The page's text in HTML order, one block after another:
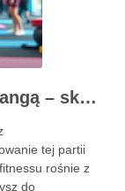
Ćwiczenia na pośladki ze sztangą – skuteczne metody i techniki treningowe
tej partii
rośnie z
do